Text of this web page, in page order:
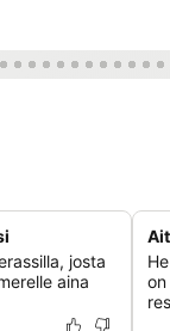
josta
aina